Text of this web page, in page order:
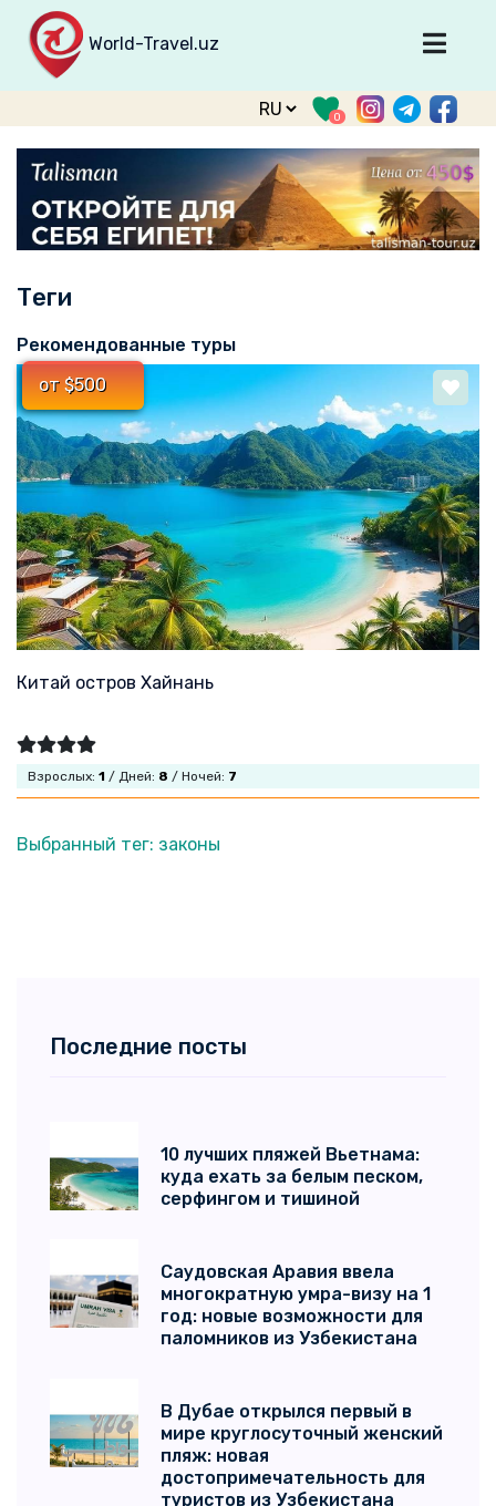
World-Travel.uz
Главная
Направления
Туры
Тур. фирмы
Войти
Зарегистрироваться
support@world-travel.uz
0
Теги
Рекомендованные туры
от $500
Китай остров Хайнань
Взрослых: 1 / Дней: 8 / Ночей: 7
Выбранный тег: законы
Последние посты
10 лучших пляжей Вьетнама:
куда ехать за белым песком,
серфингом и тишиной
Саудовская Аравия ввела
многократную умра-визу на 1
год: новые возможности для
паломников из Узбекистана
В Дубае открылся первый в
мире круглосуточный женский
пляж: новая
достопримечательность для
туристов из Узбекистана